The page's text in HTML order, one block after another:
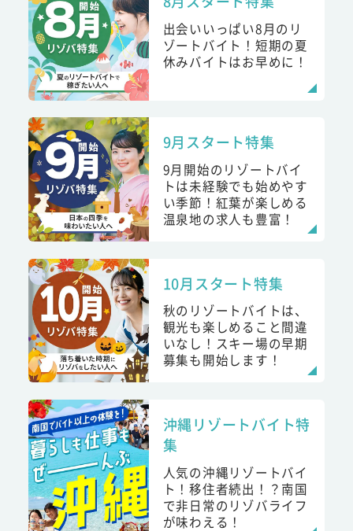
出会いいっぱい8月のリ
ゾートバイト！短期の夏
休みバイトはお早めに！
9月スタート特集
9月開始のリゾートバイ
トは未経験でも始めやす
い季節！紅葉が楽しめる
温泉地の求人も豊富！
10月スタート特集
秋のリゾートバイトは、
観光も楽しめること間違
いなし！スキー場の早期
募集も開始します！
沖縄リゾートバイト特
集
人気の沖縄リゾートバイ
ト！移住者続出！？南国
で非日常のリゾバライフ
が味わえる！